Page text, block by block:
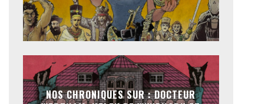
NOS CHRONIQUES SUR : DOCTEUR